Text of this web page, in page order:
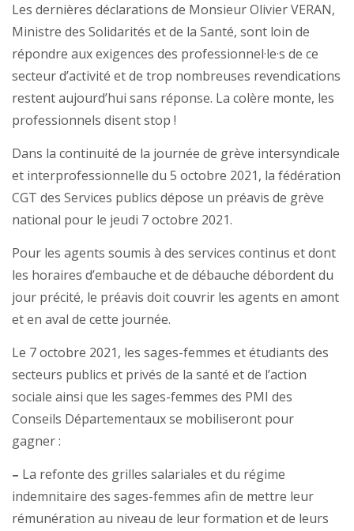
Les dernières déclarations de Monsieur Olivier VERAN,
Ministre des Solidarités et de la Santé, sont loin de
répondre aux exigences des professionnel·le·s de ce
secteur d’activité et de trop nombreuses revendications
restent aujourd’hui sans réponse. La colère monte, les
professionnels disent stop !
Dans la continuité de la journée de grève intersyndicale
et interprofessionnelle du 5 octobre 2021, la fédération
CGT des Services publics dépose un préavis de grève
national pour le jeudi 7 octobre 2021.
Pour les agents soumis à des services continus et dont
les horaires d’embauche et de débauche débordent du
jour précité, le préavis doit couvrir les agents en amont
et en aval de cette journée.
Le 7 octobre 2021, les sages-femmes et étudiants des
secteurs publics et privés de la santé et de l’action
sociale ainsi que les sages-femmes des PMI des
Conseils Départementaux se mobiliseront pour
gagner :
– La refonte des grilles salariales et du régime
indemnitaire des sages-femmes afin de mettre leur
rémunération au niveau de leur formation et de leurs